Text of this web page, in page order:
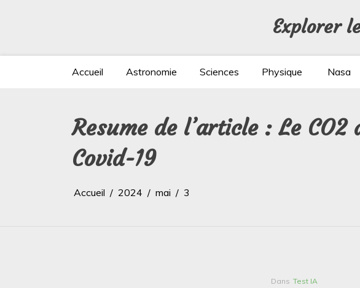
Explorer
Accueil Astronomie Sciences Physique Nasa
Resume de l’article : Le
Covid-19
Accueil 2024 mai 3
Dans Test IA